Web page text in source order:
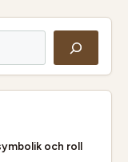
och roll